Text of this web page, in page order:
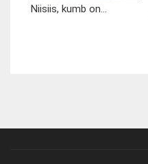
Niisiis, kumb on...